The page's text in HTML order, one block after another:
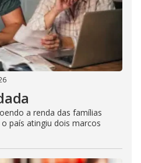
a renda das famílias
país atingiu dois marcos